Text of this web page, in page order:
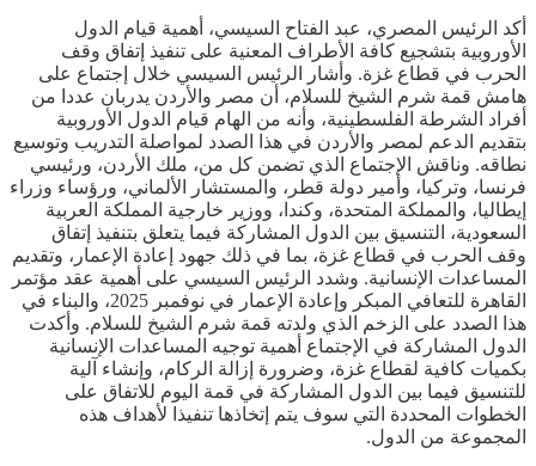
أكد الرئيس المصري، عبد الفتاح السيسي، أهمية قيام الدول
الأوروبية بتشجيع كافة الأطراف المعنية على تنفيذ إتفاق وقف
الحرب في قطاع غزة. وأشار الرئيس السيسي خلال إجتماع على
هامش قمة شرم الشيخ للسلام، أن مصر والأردن يدربان عددا من
أفراد الشرطة الفلسطينية، وأنه من الهام قيام الدول الأوروبية
بتقديم الدعم لمصر والأردن في هذا الصدد لمواصلة التدريب وتوسيع
نطاقه. وناقش الإجتماع الذي تضمن كل من، ملك الأردن، ورئيسي
فرنسا، وتركيا، وأمير دولة قطر، والمستشار الألماني، ورؤساء وزراء
إيطاليا، والمملكة المتحدة، وكندا، ووزير خارجية المملكة العربية
السعودية، التنسيق بين الدول المشاركة فيما يتعلق بتنفيذ إتفاق
وقف الحرب في قطاع غزة، بما في ذلك جهود إعادة الإعمار، وتقديم
المساعدات الإنسانية. وشدد الرئيس السيسي على أهمية عقد مؤتمر
القاهرة للتعافي المبكر وإعادة الإعمار في نوفمبر 2025، والبناء في
هذا الصدد على الزخم الذي ولدته قمة شرم الشيخ للسلام. وأكدت
الدول المشاركة في الإجتماع أهمية توجيه المساعدات الإنسانية
بكميات كافية لقطاع غزة، وضرورة إزالة الركام، وإنشاء آلية
للتنسيق فيما بين الدول المشاركة في قمة اليوم للاتفاق على
الخطوات المحددة التي سوف يتم إتخاذها تنفيذا لأهداف هذه
المجموعة من الدول.